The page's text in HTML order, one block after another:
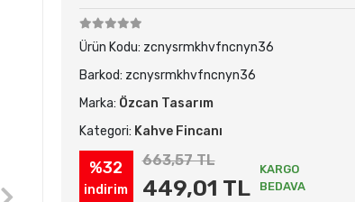
Ürün Kodu: zcnysrmkhvfncnyn36
Barkod: zcnysrmkhvfncnyn36
Marka: Özcan Tasarım
Kategori: Kahve Fincanı
%32
indirim
663,57 TL
449,01 TL
KARGO
BEDAVA